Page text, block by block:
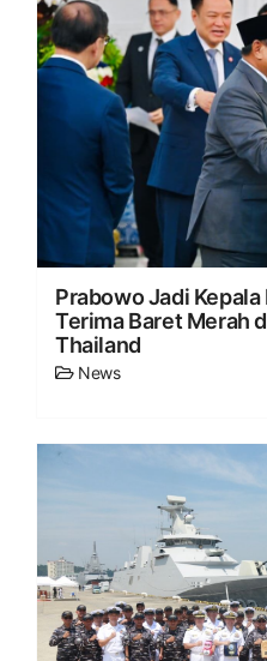
Prabowo Jadi
Terima Baret Merah
Thailand
News